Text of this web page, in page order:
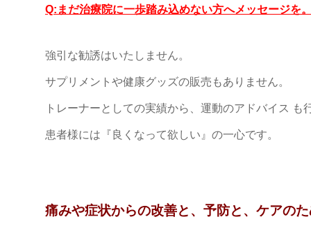
Q:まだ治療院に一歩踏み込めない方へメッセージを
強引な勧誘はいたしません。
サプリメントや健康グッズの販売もありません。
トレーナーとしての実績から、運動のアドバイス も
患者様には『良くなって欲しい』の一心です。
痛みや症状からの改善と、予防と、ケアの